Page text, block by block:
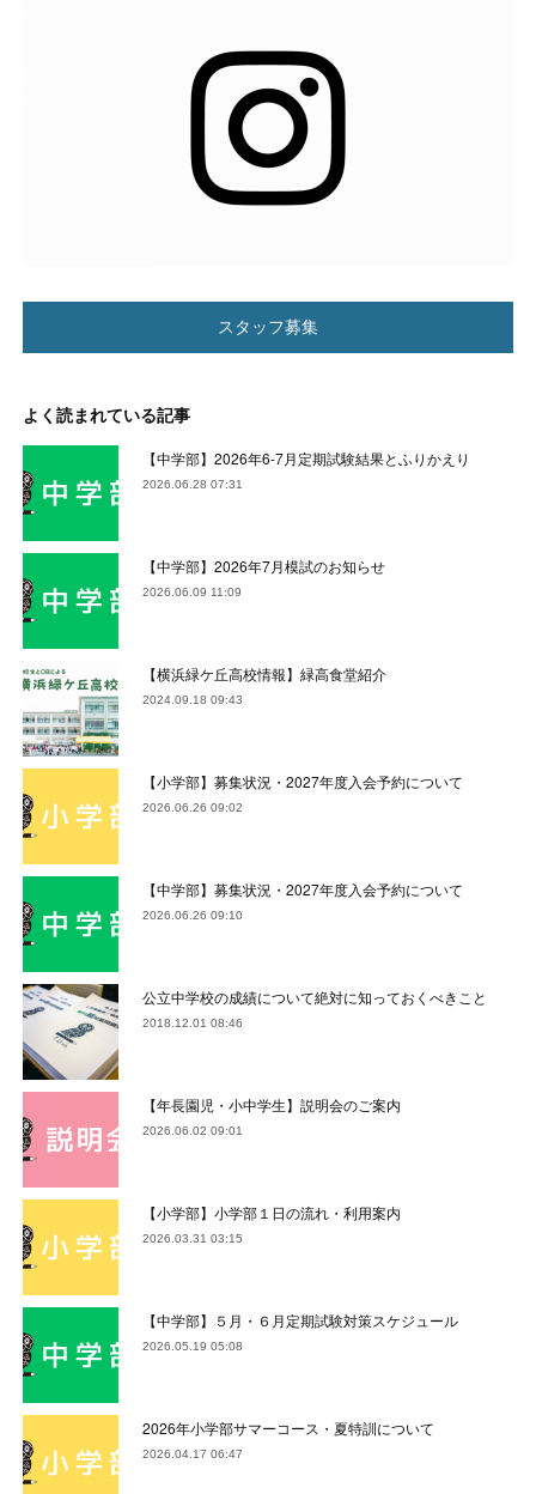
スタッフ募集
よく読まれている記事
【中学部】2026年6-7月定期試験結果とふりかえり
2026.06.28 07:31
【中学部】2026年7月模試のお知らせ
2026.06.09 11:09
【横浜緑ケ丘高校情報】緑高食堂紹介
2024.09.18 09:43
【小学部】募集状況・2027年度入会予約について
2026.06.26 09:02
【中学部】募集状況・2027年度入会予約について
2026.06.26 09:10
公立中学校の成績について絶対に知っておくべきこと
2018.12.01 08:46
【年長園児・小中学生】説明会のご案内
2026.06.02 09:01
【小学部】小学部１日の流れ・利用案内
2026.03.31 03:15
【中学部】５月・６月定期試験対策スケジュール
2026.05.19 05:08
2026年小学部サマーコース・夏特訓について
2026.04.17 06:47